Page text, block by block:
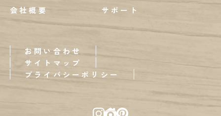
会社概要 サポート
お問い合わせ
サイトマップ
プライバシーポリシー